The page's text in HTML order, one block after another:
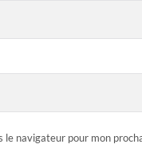
navigateur pour mon